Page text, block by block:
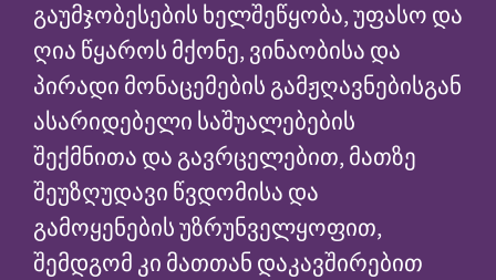
გაუმჯობესების ხელშეწყობა, უფასო და
ღია წყაროს მქონე, ვინაობისა და
პირადი მონაცემების გამჟღავნებისგან
ასარიდებელი საშუალებების
შექმნითა და გავრცელებით, მათზე
შეუზღუდავი წვდომისა და
გამოყენების უზრუნველყოფით,
შემდგომ კი მათთან დაკავშირებით